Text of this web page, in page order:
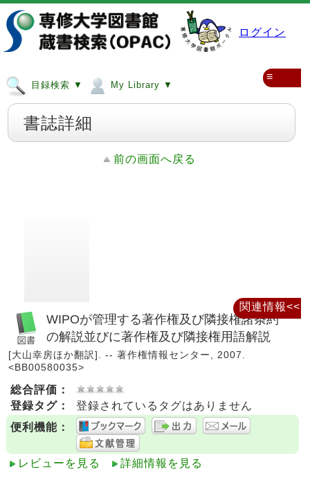
ログイン
目録検索 ▼ My Library ▼
≡
書誌詳細
前の画面へ戻る
WIPOが管理する著作権及び隣接権諸条約
の解説並びに著作権及び隣接権用語解説
[大山幸房ほか翻訳]. -- 著作権情報センター, 2007.
<BB00580035>
総合評価：
登録タグ：
登録されているタグはありません
便利機能：
レビューを見る 詳細情報を見る
関連情報<<